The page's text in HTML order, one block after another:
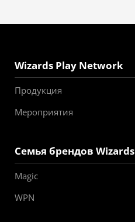
Wizards Play Network
Продукция
Мероприятия
Семья брендов Wizards
Magic
WPN